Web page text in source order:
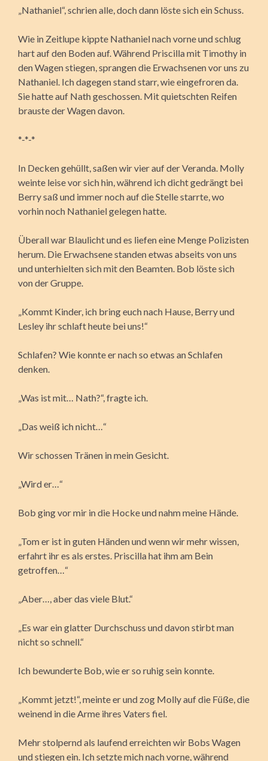
„Nathaniel“, schrien alle, doch dann löste sich ein Schuss.
Wie in Zeitlupe kippte Nathaniel nach vorne und schlug
hart auf den Boden auf. Während Priscilla mit Timothy in
den Wagen stiegen, sprangen die Erwachsenen vor uns zu
Nathaniel. Ich dagegen stand starr, wie eingefroren da.
Sie hatte auf Nath geschossen. Mit quietschten Reifen
brauste der Wagen davon.
*-*-*
In Decken gehüllt, saßen wir vier auf der Veranda. Molly
weinte leise vor sich hin, während ich dicht gedrängt bei
Berry saß und immer noch auf die Stelle starrte, wo
vorhin noch Nathaniel gelegen hatte.
Überall war Blaulicht und es liefen eine Menge Polizisten
herum. Die Erwachsene standen etwas abseits von uns
und unterhielten sich mit den Beamten. Bob löste sich
von der Gruppe.
„Kommt Kinder, ich bring euch nach Hause, Berry und
Lesley ihr schlaft heute bei uns!“
Schlafen? Wie konnte er nach so etwas an Schlafen
denken.
„Was ist mit… Nath?“, fragte ich.
„Das weiß ich nicht…“
Wir schossen Tränen in mein Gesicht.
„Wird er…“
Bob ging vor mir in die Hocke und nahm meine Hände.
„Tom er ist in guten Händen und wenn wir mehr wissen,
erfahrt ihr es als erstes. Priscilla hat ihm am Bein
getroffen…“
„Aber…, aber das viele Blut.“
„Es war ein glatter Durchschuss und davon stirbt man
nicht so schnell.“
Ich bewunderte Bob, wie er so ruhig sein konnte.
„Kommt jetzt!“, meinte er und zog Molly auf die Füße, die
weinend in die Arme ihres Vaters fiel.
Mehr stolpernd als laufend erreichten wir Bobs Wagen
und stiegen ein. Ich setzte mich nach vorne, während